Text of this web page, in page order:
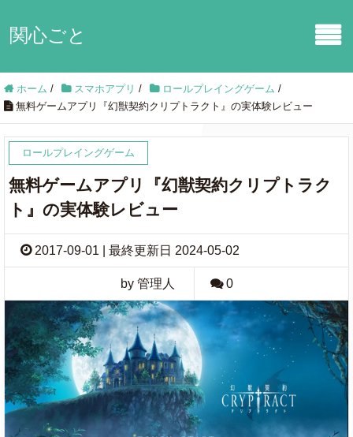
関心ごと
ホーム / スマホアプリ / ロールプレイングゲーム /
無料ゲームアプリ『幻獣契約クリプトラクト』の実体験レビュー
ロールプレイングゲーム
無料ゲームアプリ『幻獣契約クリプトラク
ト』の実体験レビュー
2017-09-01 | 最終更新日 2024-05-02
by 管理人 0